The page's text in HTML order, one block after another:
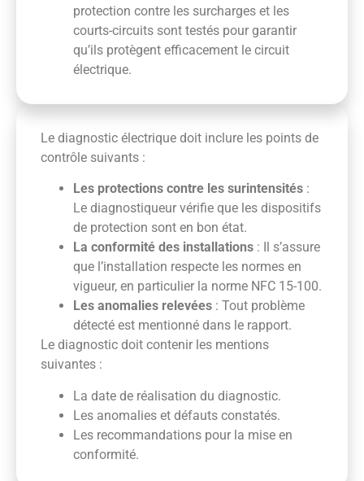
protection contre les surcharges et les
courts-circuits sont testés pour garantir
qu’ils protègent efficacement le circuit
électrique.
Le diagnostic électrique doit inclure les points de
contrôle suivants :
Les protections contre les surintensités :
Le diagnostiqueur vérifie que les dispositifs
de protection sont en bon état.
La conformité des installations : Il s’assure
que l’installation respecte les normes en
vigueur, en particulier la norme NFC 15-100.
Les anomalies relevées : Tout problème
détecté est mentionné dans le rapport.
Le diagnostic doit contenir les mentions
suivantes :
La date de réalisation du diagnostic.
Les anomalies et défauts constatés.
Les recommandations pour la mise en
conformité.